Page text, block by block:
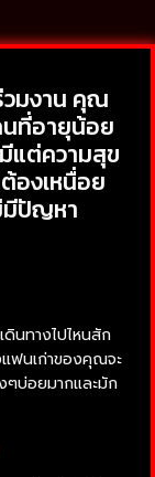
วมงาน คุณ
นที่อายุน้อย
แต่ความสุข
องเหนื่อย
มีปัญหา
นทางไปไหนสัก
ฟนเก่าของคุณจะ
บ่อยมากและมัก